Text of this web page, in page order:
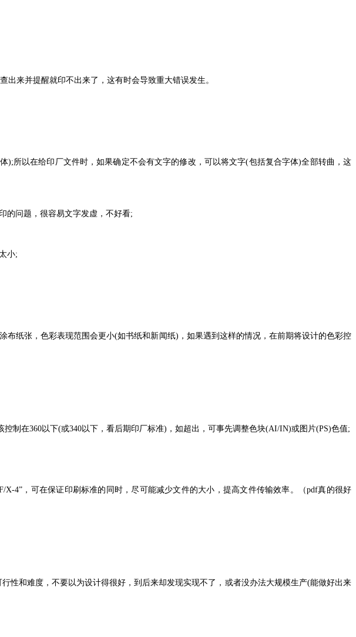
来并提醒就印不出来了，这有时会导致重大错误发生。
所以在给印厂文件时，如果确定不会有文字的修改，可以将文字(包括复合字体)全部转曲，这
的问题，很容易文字发虚，不好看;
小;
纸张，色彩表现范围会更小(如书纸和新闻纸)，如果遇到这样的情况，在前期将设计的色彩控
制在360以下(或340以下，看后期印厂标准)，如超出，可事先调整色块(AI/IN)或图片(PS)色值;
X-4”，可在保证印刷标准的同时，尽可能减少文件的大小，提高文件传输效率。（pdf真的很好
性和难度，不要以为设计得很好，到后来却发现实现不了，或者没办法大规模生产(能做好出来